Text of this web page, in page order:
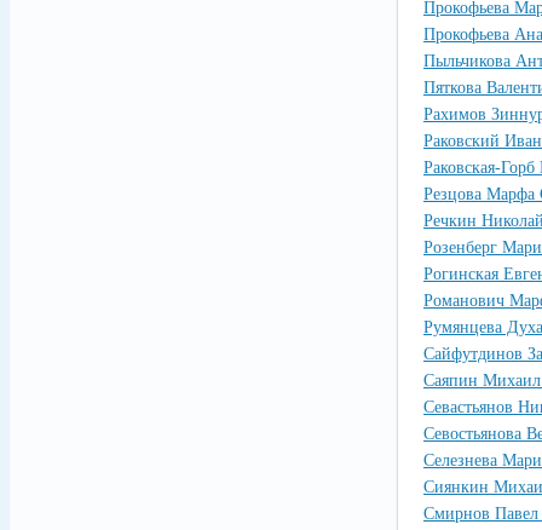
Прокофьева
Прокофьева
Пыльчикова
Пяткова
Рахимов
Раковский
Раковская-
Резцова Марфа
Речкин
Розенберг
Рогинская
Романович
Румянцева
Сайфутдинов
Саяпин
Севастьянов
Севостьянова
Селезнева
Сиянкин
Смирнов